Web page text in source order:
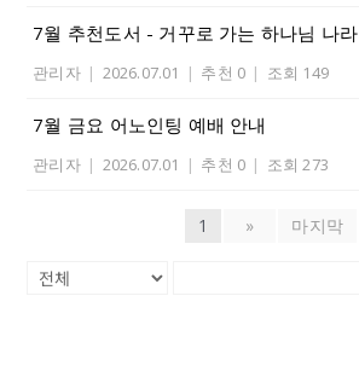
7월 추천도서 - 거꾸로 가는 하나님 나라
관리자 | 2026.07.01 | 추천 0 | 조회 149
7월 금요 어노인팅 예배 안내
관리자 | 2026.07.01 | 추천 0 | 조회 273
1 » 마지막